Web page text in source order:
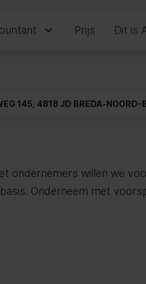
Prijs Dit is
145, 4818 JD BREDA-NOORD-
ondernemers willen we
Onderneem met